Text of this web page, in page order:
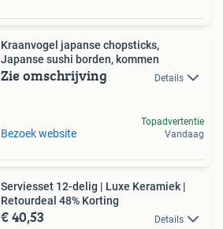
Kraanvogel japanse chopsticks,
Japanse sushi borden, kommen
Zie omschrijving Details
Bezoek website
Topadvertentie
Vandaag
Serviesset 12-delig | Luxe Keramiek |
Retourdeal 48% Korting
€ 40,53 Details